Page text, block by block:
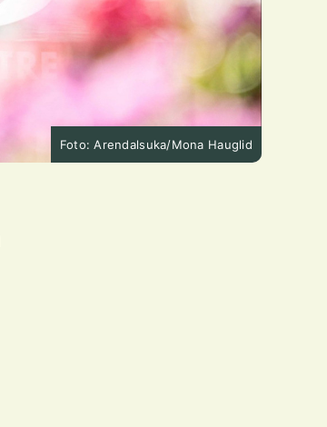
Foto: Arendalsuka/Mona Hauglid